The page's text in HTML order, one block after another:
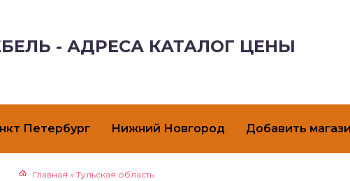
- АДРЕСА КАТАЛОГ ЦЕНЫ
Петербург Нижний Новгород Добавить
Главная » Тульская область